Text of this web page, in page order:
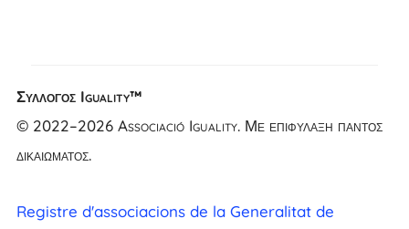
Σύλλογος Iguality™
© 2022–2026 Associació Iguality. Με επιφύλαξη παντός
δικαιώματος.
Registre d'associacions de la Generalitat de